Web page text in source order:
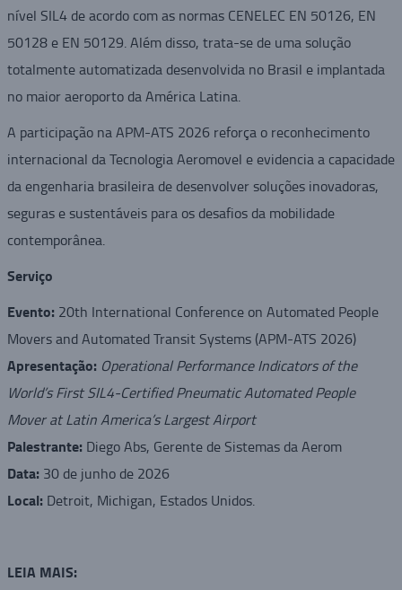
nível SIL4 de acordo com as normas CENELEC EN 50126, EN
50128 e EN 50129. Além disso, trata-se de uma solução
totalmente automatizada desenvolvida no Brasil e implantada
no maior aeroporto da América Latina.
A participação na APM-ATS 2026 reforça o reconhecimento
internacional da Tecnologia Aeromovel e evidencia a capacidade
da engenharia brasileira de desenvolver soluções inovadoras,
seguras e sustentáveis para os desafios da mobilidade
contemporânea.
Serviço
Evento: 20th International Conference on Automated People
Movers and Automated Transit Systems (APM-ATS 2026)
Apresentação: Operational Performance Indicators of the
World’s First SIL4-Certified Pneumatic Automated People
Mover at Latin America’s Largest Airport
Palestrante: Diego Abs, Gerente de Sistemas da Aerom
Data: 30 de junho de 2026
Local: Detroit, Michigan, Estados Unidos.
LEIA MAIS: